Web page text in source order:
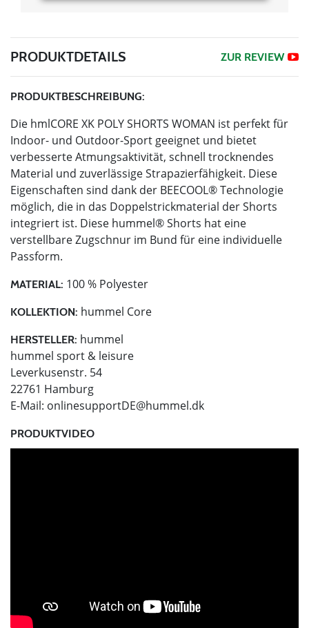
PRODUKTDETAILS ZUR REVIEW
PRODUKTBESCHREIBUNG:
Die hmlCORE XK POLY SHORTS WOMAN ist perfekt für
Indoor- und Outdoor-Sport geeignet und bietet
verbesserte Atmungsaktivität, schnell trocknendes
Material und zuverlässige Strapazierfähigkeit. Diese
Eigenschaften sind dank der BEECOOL® Technologie
möglich, die in das Doppelstrickmaterial der Shorts
integriert ist. Diese hummel® Shorts hat eine
verstellbare Zugschnur im Bund für eine individuelle
Passform.
MATERIAL: 100 % Polyester
KOLLEKTION: hummel Core
HERSTELLER: hummel
hummel sport & leisure
Leverkusenstr. 54
22761 Hamburg
E-Mail: onlinesupportDE@hummel.dk
PRODUKTVIDEO